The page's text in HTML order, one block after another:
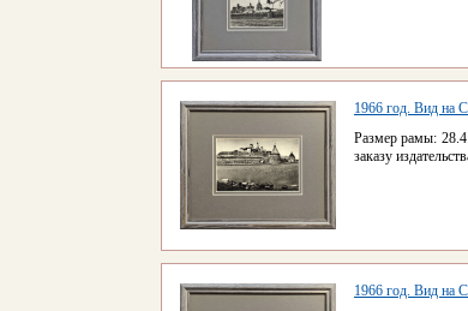
1966 год. Вид на
Размер рамы:
заказу
1966 год. Вид на